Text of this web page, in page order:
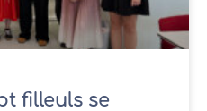
filleuls se